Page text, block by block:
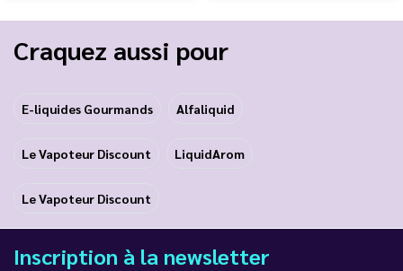
Craquez aussi pour
E-liquides Gourmands Alfaliquid
Le Vapoteur Discount LiquidArom
Le Vapoteur Discount
Inscription à la newsletter